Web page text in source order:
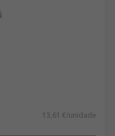
13,61 €/unidade